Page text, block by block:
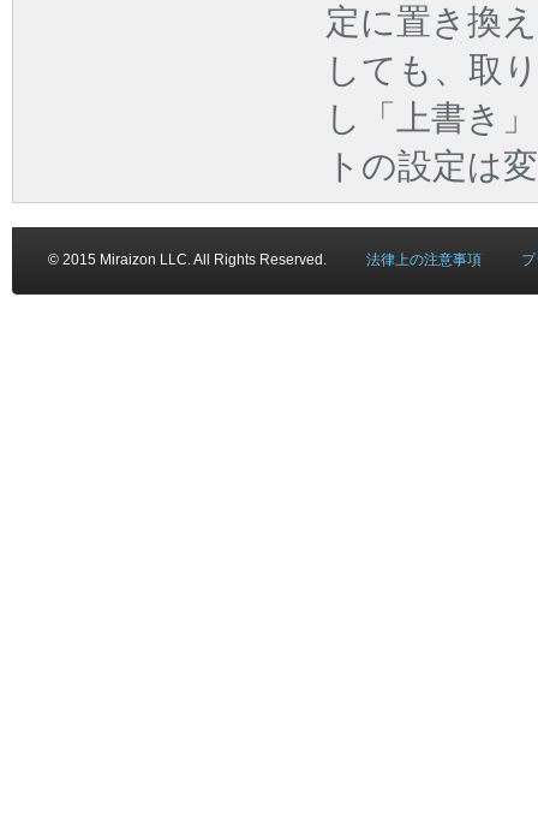
定に置き換
しても、取
し「上書き
トの設定は
© 2015 Miraizon LLC. All Rights Reserved. 法律上の注意事項